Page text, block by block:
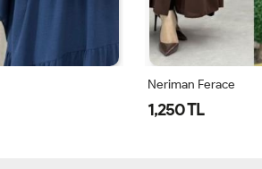
Neriman Ferace
1,250 TL